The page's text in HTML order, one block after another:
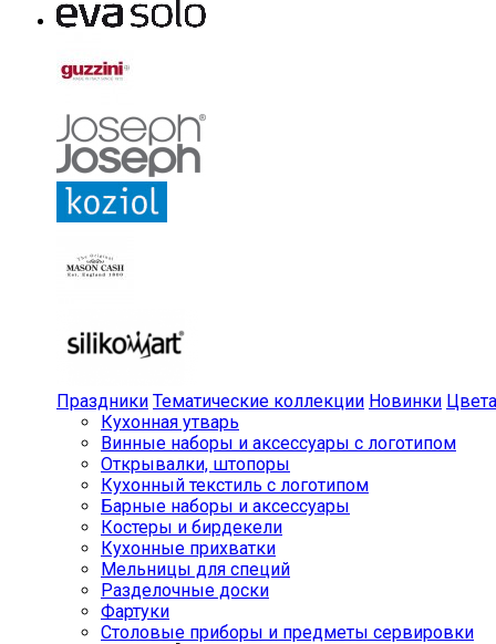
Праздники Тематические коллекции Новинки Цвета
Кухонная утварь
Винные наборы и аксессуары с логотипом
Открывалки, штопоры
Кухонный текстиль с логотипом
Барные наборы и аксессуары
Костеры и бирдекели
Кухонные прихватки
Мельницы для специй
Разделочные доски
Фартуки
Столовые приборы и предметы сервировки